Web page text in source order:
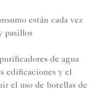
están cada vez
pasillos
de agua
edificaciones y el
el uso de botellas de